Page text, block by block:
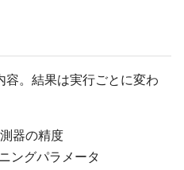
容。結果は実行ごとに変わ
器の精度
ングパラメータ